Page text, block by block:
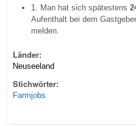
1. Man hat sich spätestens
Aufenthalt bei dem
melden.
Länder:
Neuseeland
Stichwörter:
Farmjobs